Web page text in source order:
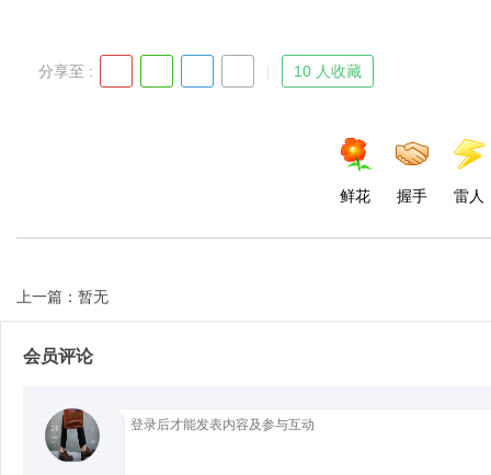
分享至 : 10 人收藏
鲜花 握手 雷人
上一篇：暂无
会员评论